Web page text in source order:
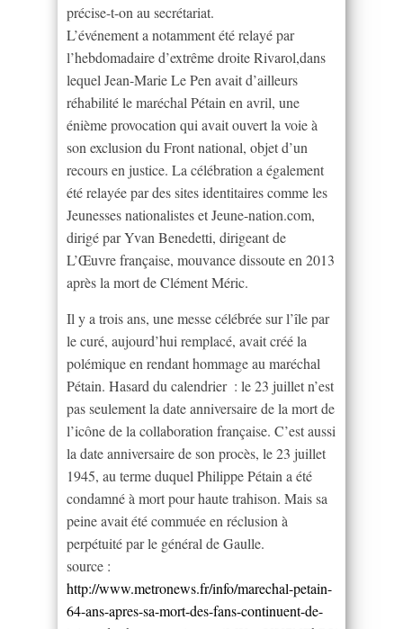
précise-t-on au secrétariat.
L’événement a notamment été relayé par
l’hebdomadaire d’extrême droite Rivarol,dans
lequel Jean-Marie Le Pen avait d’ailleurs
réhabilité le maréchal Pétain en avril, une
énième provocation qui avait ouvert la voie à
son exclusion du Front national, objet d’un
recours en justice. La célébration a également
été relayée par des sites identitaires comme les
Jeunesses nationalistes et Jeune-nation.com,
dirigé par Yvan Benedetti, dirigeant de
L’Œuvre française, mouvance dissoute en 2013
après la mort de Clément Méric.
Il y a trois ans, une messe célébrée sur l’île par
le curé, aujourd’hui remplacé, avait créé la
polémique en rendant hommage au maréchal
Pétain. Hasard du calendrier : le 23 juillet n’est
pas seulement la date anniversaire de la mort de
l’icône de la collaboration française. C’est aussi
la date anniversaire de son procès, le 23 juillet
1945, au terme duquel Philippe Pétain a été
condamné à mort pour haute trahison. Mais sa
peine avait été commuée en réclusion à
perpétuité par le général de Gaulle.
source :
http://www.metronews.fr/info/marechal-petain-
64-ans-apres-sa-mort-des-fans-continuent-de-